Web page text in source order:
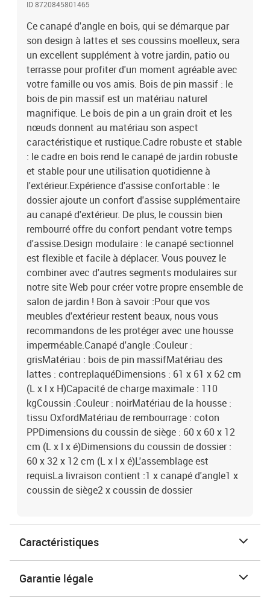
pour créer votre propre ensemble de salon de jardin ! Bon à savoir
:Pour que vos meubles d'extérieur restent beaux, nous vous
recommandons de les protéger avec une housse
imperméable.Canapé d'angle :Couleur : grisMatériau : bois de pin
massifMatériau des lattes : contreplaquéDimensions : 61 x 61 x 62
cm (L x l x H)Capacité de charge maximale : 110 kgCoussin
:Couleur : noirMatériau de la housse : tissu OxfordMatériau de
rembourrage : coton PPDimensions du coussin de siège : 60 x 60 x
12 cm (L x l x é)Dimensions du coussin de dossier : 60 x 32 x 12 cm
(L x l x é)L'assemblage est requisLa livraison contient :1 x canapé
d'angle1 x coussin de siège2 x coussin de dossier
ID 8720845801465
Ce canapé d'angle en bois, qui se démarque par
son design à lattes et ses coussins moelleux, sera
un excellent supplément à votre jardin, patio ou
terrasse pour profiter d'un moment agréable avec
votre famille ou vos amis. Bois de pin massif : le
bois de pin massif est un matériau naturel
magnifique. Le bois de pin a un grain droit et les
nœuds donnent au matériau son aspect
caractéristique et rustique.Cadre robuste et stable
: le cadre en bois rend le canapé de jardin robuste
et stable pour une utilisation quotidienne à
l'extérieur.Expérience d'assise confortable : le
dossier ajoute un confort d'assise supplémentaire
au canapé d'extérieur. De plus, le coussin bien
rembourré offre du confort pendant votre temps
d'assise.Design modulaire : le canapé sectionnel
est flexible et facile à déplacer. Vous pouvez le
combiner avec d'autres segments modulaires sur
notre site Web pour créer votre propre ensemble de
salon de jardin ! Bon à savoir :Pour que vos
meubles d'extérieur restent beaux, nous vous
recommandons de les protéger avec une housse
imperméable.Canapé d'angle :Couleur :
grisMatériau : bois de pin massifMatériau des
lattes : contreplaquéDimensions : 61 x 61 x 62 cm
(L x l x H)Capacité de charge maximale : 110
kgCoussin :Couleur : noirMatériau de la housse :
tissu OxfordMatériau de rembourrage : coton
PPDimensions du coussin de siège : 60 x 60 x 12
cm (L x l x é)Dimensions du coussin de dossier :
60 x 32 x 12 cm (L x l x é)L'assemblage est
requisLa livraison contient :1 x canapé d'angle1 x
coussin de siège2 x coussin de dossier
Caractéristiques
Garantie légale